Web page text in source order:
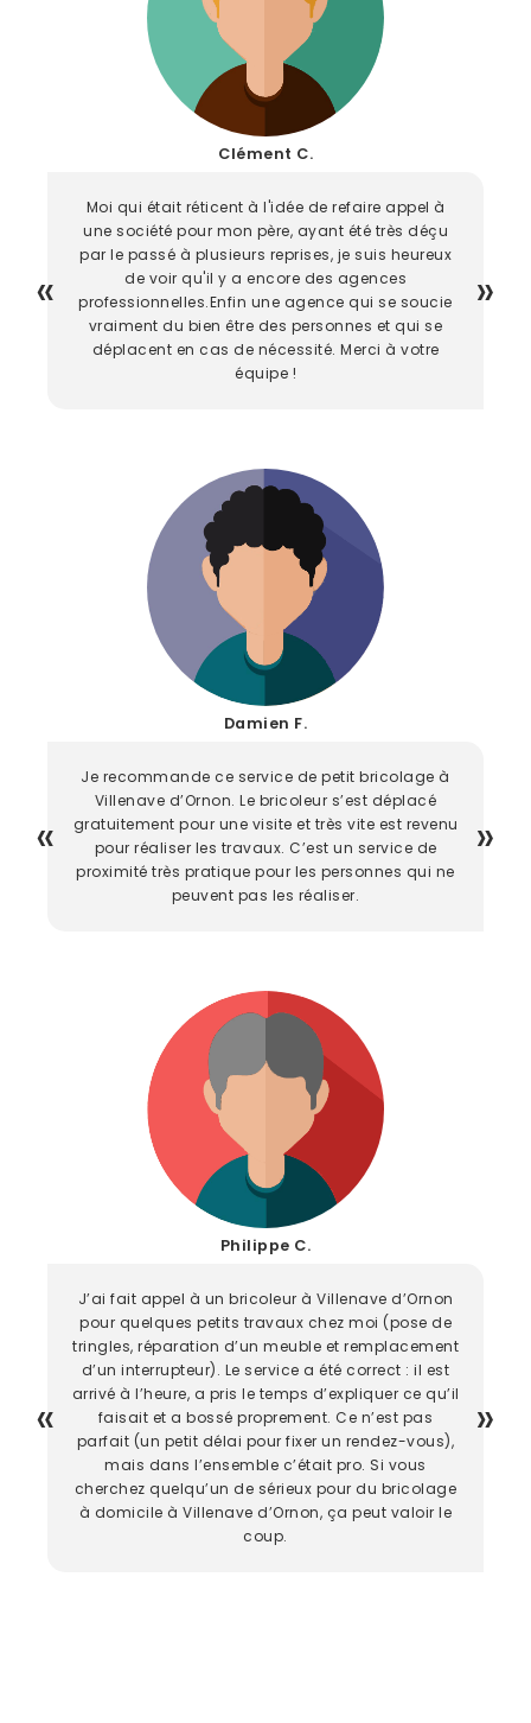
Clément C.
Moi qui était réticent à l'idée de refaire appel à
une société pour mon père, ayant été très déçu
par le passé à plusieurs reprises, je suis heureux
de voir qu'il y a encore des agences
professionnelles.Enfin une agence qui se soucie
vraiment du bien être des personnes et qui se
déplacent en cas de nécessité. Merci à votre
équipe !
Damien F.
Je recommande ce service de petit bricolage à
Villenave d’Ornon. Le bricoleur s’est déplacé
gratuitement pour une visite et très vite est revenu
pour réaliser les travaux. C’est un service de
proximité très pratique pour les personnes qui ne
peuvent pas les réaliser.
Philippe C.
J’ai fait appel à un bricoleur à Villenave d’Ornon
pour quelques petits travaux chez moi (pose de
tringles, réparation d’un meuble et remplacement
d’un interrupteur). Le service a été correct : il est
arrivé à l’heure, a pris le temps d’expliquer ce qu’il
faisait et a bossé proprement. Ce n’est pas
parfait (un petit délai pour fixer un rendez-vous),
mais dans l’ensemble c’était pro. Si vous
cherchez quelqu’un de sérieux pour du bricolage
à domicile à Villenave d’Ornon, ça peut valoir le
coup.